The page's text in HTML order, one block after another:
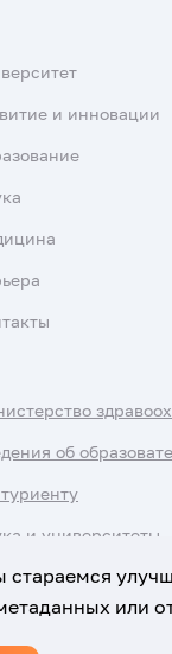
и инновации
об
и университеты
стараемся
или